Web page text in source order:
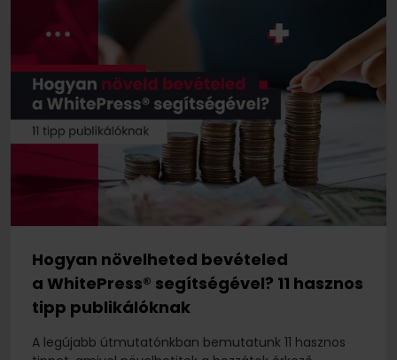
Hogyan növelheted bevételed
a WhitePress® segítségével? 11 hasznos
tipp publikálóknak
A legújabb útmutatónkban bemutatunk 11 hasznos